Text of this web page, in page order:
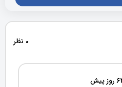
0 نظر